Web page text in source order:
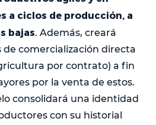
a ciclos de producción, a
bajas. Además, creará
de comercialización directa
por contrato) a fin
por la venta de estos.
consolidará una identidad
con su historial